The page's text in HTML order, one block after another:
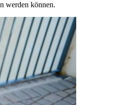
werden können.